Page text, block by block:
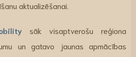
aktualizēšanai.
sāk visaptverošu reģiona
un gatavo jaunas apmācības